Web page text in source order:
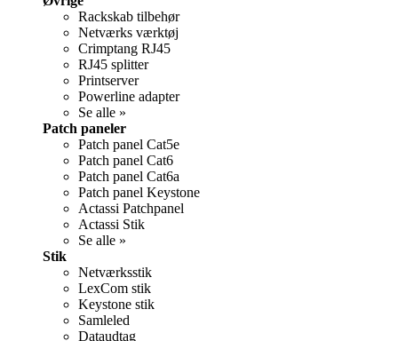
Rackskab tilbehør
Netværks værktøj
Crimptang RJ45
RJ45 splitter
Printserver
Powerline adapter
Se alle »
Patch paneler
Patch panel Cat5e
Patch panel Cat6
Patch panel Cat6a
Patch panel Keystone
Actassi Patchpanel
Actassi Stik
Se alle »
Stik
Netværksstik
LexCom stik
Keystone stik
Samleled
Dataudtag